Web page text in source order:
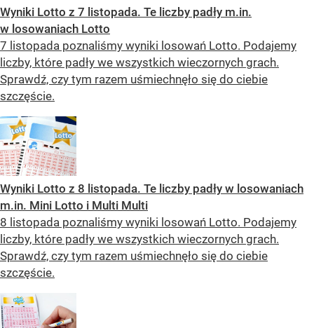
Wyniki Lotto z 7 listopada. Te liczby padły m.in.
w losowaniach Lotto
7 listopada poznaliśmy wyniki losowań Lotto. Podajemy
liczby, które padły we wszystkich wieczornych grach.
Sprawdź, czy tym razem uśmiechnęło się do ciebie
szczęście.
Wyniki Lotto z 8 listopada. Te liczby padły w losowaniach
m.in. Mini Lotto i Multi Multi
8 listopada poznaliśmy wyniki losowań Lotto. Podajemy
liczby, które padły we wszystkich wieczornych grach.
Sprawdź, czy tym razem uśmiechnęło się do ciebie
szczęście.